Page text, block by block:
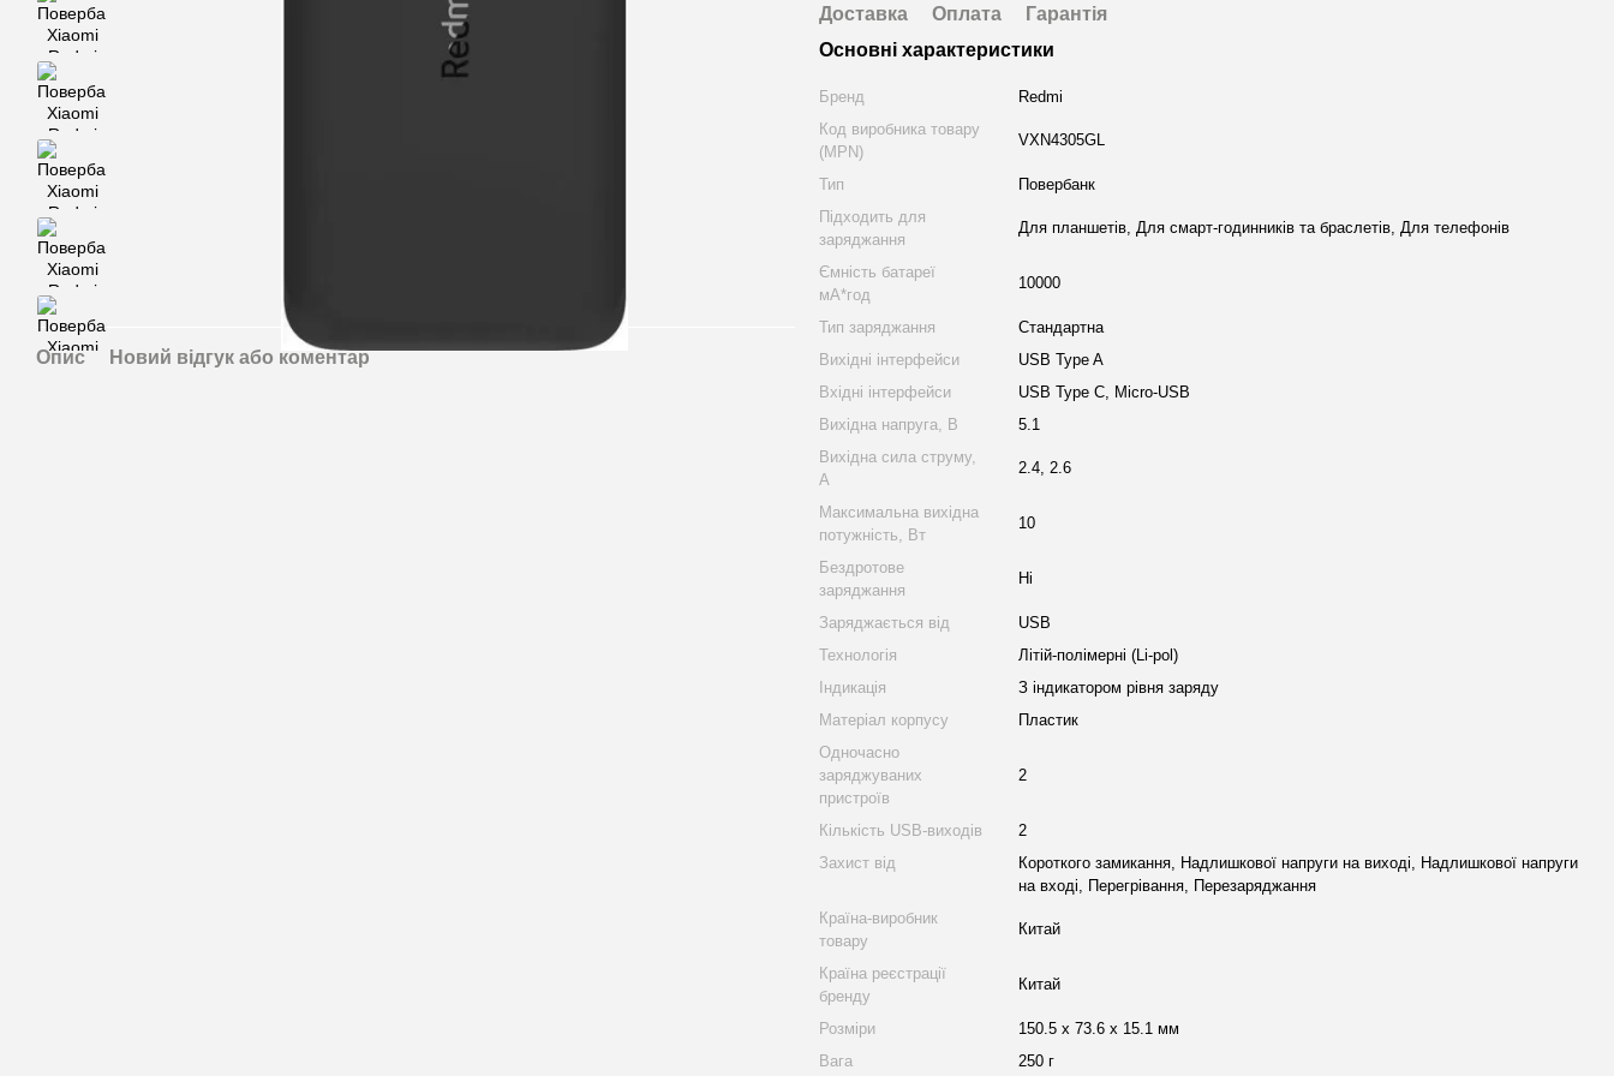
Опис Новий відгук або коментар
Доставка Оплата
Гарантія
Основні характеристики
Бренд
Redmi
Код виробника товару
(MPN)
VXN4305GL
Тип
Повербанк
Підходить для
заряджання
Для планшетів, Для смарт-годинників та браслетів, Для телефонів
Ємність батареї
мА*год
10000
Тип заряджання
Стандартна
Вихідні інтерфейси
USB Type A
Вхідні інтерфейси
USB Type C, Micro-USB
Вихідна напруга, В
5.1
Вихідна сила струму,
А
2.4, 2.6
Максимальна вихідна
потужність, Вт
10
Бездротове
заряджання
Ні
Заряджається від
USB
Технологія
Літій-полімерні (Li-pol)
Індикація
З індикатором рівня заряду
Матеріал корпусу
Пластик
Одночасно
заряджуваних
пристроїв
2
Кількість USB-виходів
2
Захист від
Короткого замикання, Надлишкової напруги на виході, Надлишкової напруги
на вході, Перегрівання, Перезаряджання
Країна-виробник
товару
Китай
Країна реєстрації
бренду
Китай
Розміри
150.5 х 73.6 х 15.1 мм
Вага
250 г